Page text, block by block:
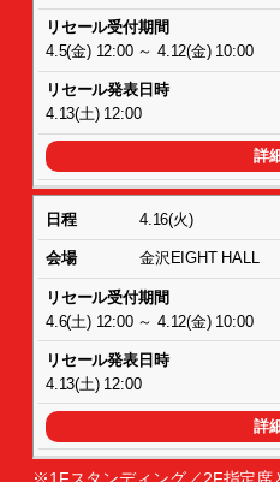
4.5(金) 12:00 ～ 4.12(金) 10:00
4.13(土) 12:00
詳
4.16(火)
金沢EIGHT HALL
4.6(土) 12:00 ～ 4.12(金) 10:00
4.13(土) 12:00
詳